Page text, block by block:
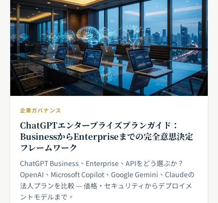
企業ガバナンス
ChatGPTエンタープライズプランガイド：
BusinessからEnterpriseまでの完全意思決定
フレームワーク
ChatGPT Business、Enterprise、APIをどう選ぶか？
OpenAI、Microsoft Copilot、Google Gemini、Claudeの
法人プランを比較 — 価格・セキュリティからデプロイメ
ントモデルまで。